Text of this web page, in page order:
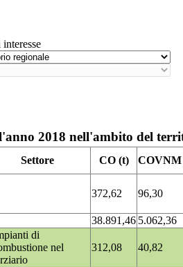
2018 nell'ambito del
Settore CO (t)
COVNM
372,62 96,30
38.891,46 5.062,36
di
nel
312,08 40,82